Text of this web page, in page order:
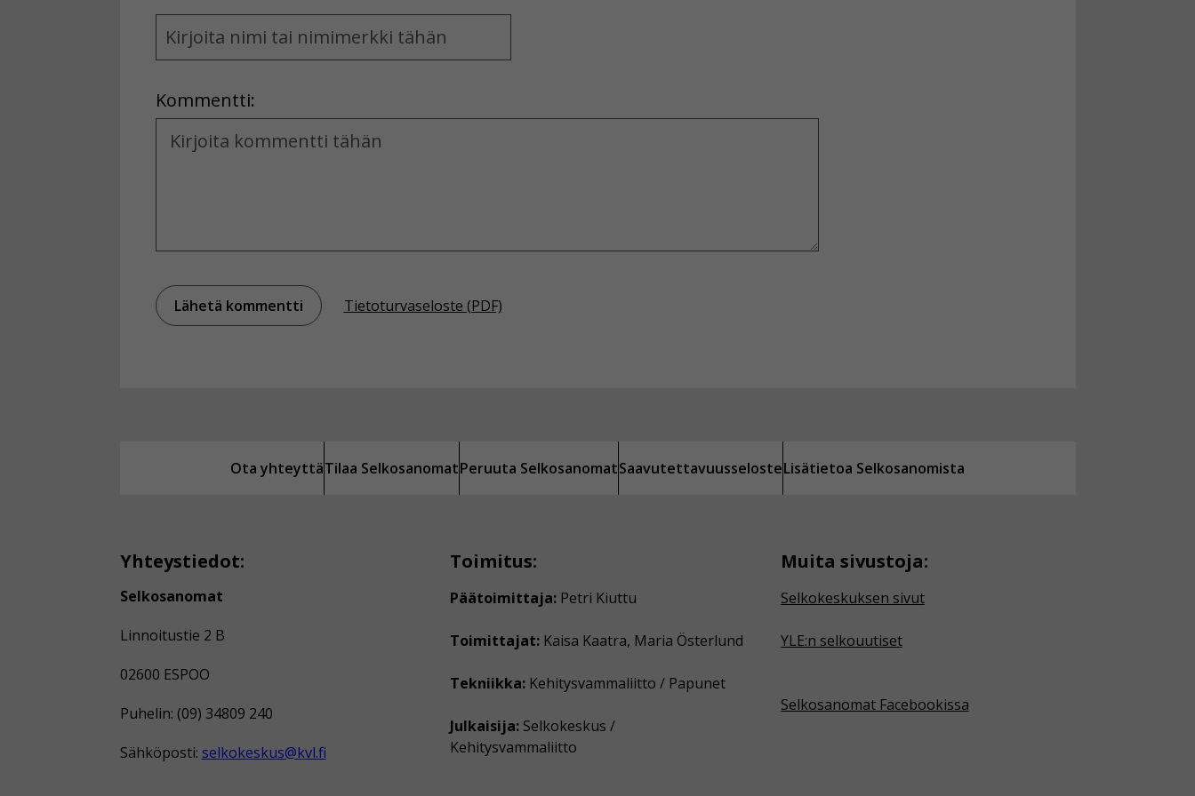
Name
and
Kommentti:
Kommentti
Tietoturvaseloste (PDF)
Ota yhteyttäTilaa SelkosanomatPeruuta SelkosanomatSaavutettavuusselosteLisätietoa Selkosanomista
Yhteystiedot:
Selkosanomat
Linnoitustie 2 B
02600 ESPOO
Puhelin: (09) 34809 240
Sähköposti: selkokeskus@kvl.fi
Toimitus:
Päätoimittaja: Petri Kiuttu
Toimittajat: Kaisa Kaatra, Maria Österlund
Tekniikka: Kehitysvammaliitto / Papunet
Julkaisija: Selkokeskus /
Kehitysvammaliitto
Muita sivustoja:
Selkokeskuksen sivut
YLE:n selkouutiset
Selkosanomat Facebookissa